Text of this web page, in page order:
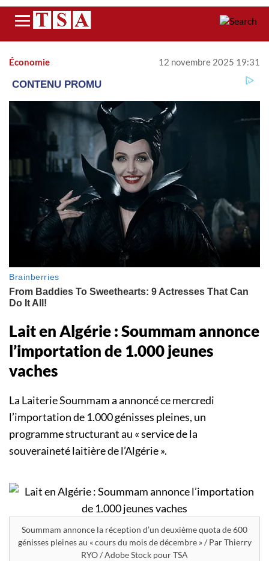
Menu
Économie 12 novembre 2025 19:31
Lait en Algérie : Soummam annonce
l’importation de 1.000 jeunes
vaches
La Laiterie Soummam a annoncé ce mercredi
l’importation de 1.000 génisses pleines, un
programme structurant au « service de la
souveraineté laitière de l’Algérie ».
Soummam annonce la réception d’un deuxième quota de 600
génisses pleines au « cours du mois de décembre » / Par Thierry
RYO / Adobe Stock pour TSA